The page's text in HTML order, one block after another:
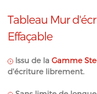
Tableau Mur
Effaçable
Issu de la Gamme
d'écriture librement.